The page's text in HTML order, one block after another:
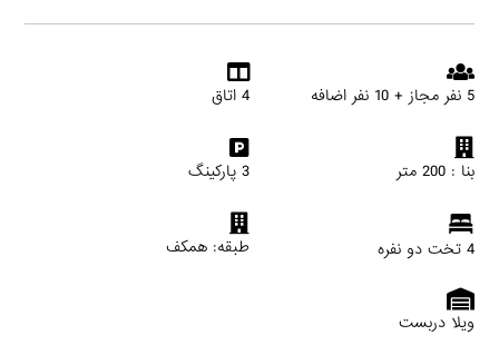
5 نفر مجاز + 10 نفر اضافه 4 اتاق
بنا : 200 متر 3 پارکینگ
4 تخت دو نفره طبقه: همکف
ویلا دربست